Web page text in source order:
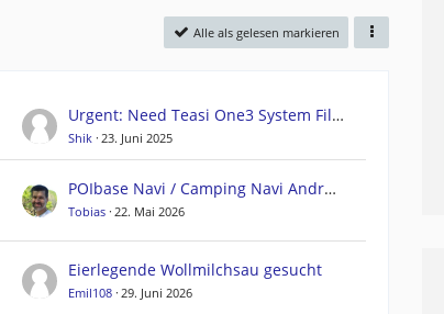
Alle als gelesen markieren
Urgent: Need Teasi One3 System Files (Windows CE) - PC recognizes it as Mass Storage!
Shik 23. Juni 2025
POIbase Navi / Camping Navi Android App
Tobias 22. Mai 2026
Eierlegende Wollmilchsau gesucht
Emil108 29. Juni 2026